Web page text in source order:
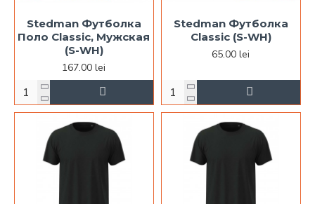
Stedman Футболка
Поло Classic, Мужская
(S-WH)
167.00 lei
Stedman Футболка
Classic (S-WH)
65.00 lei